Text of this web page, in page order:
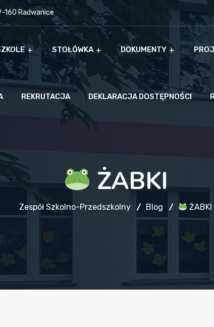
160 Radwanice
STOŁÓWKA DOKUMENTY
REKRUTACJA DEKLARACJA DOSTĘPNOŚCI
ŻABKI
Zespół Szkolno-Przedszkolny Blog ŻABKI